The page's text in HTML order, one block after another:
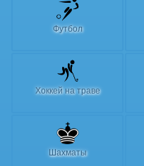
Футбол
Хоккей на траве
Шахматы